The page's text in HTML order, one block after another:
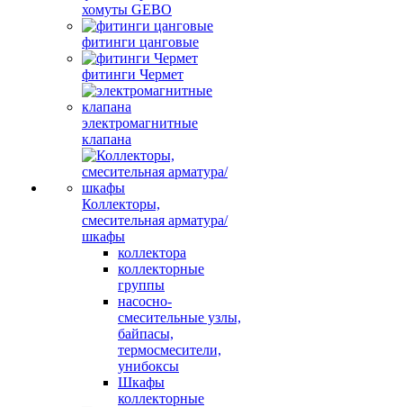
хомуты GEBO
фитинги цанговые
фитинги Чермет
электромагнитные
клапана
Коллекторы,
смесительная арматура/
шкафы
коллектора
коллекторные
группы
насосно-
смесительные узлы,
байпасы,
термосмесители,
унибоксы
Шкафы
коллекторные